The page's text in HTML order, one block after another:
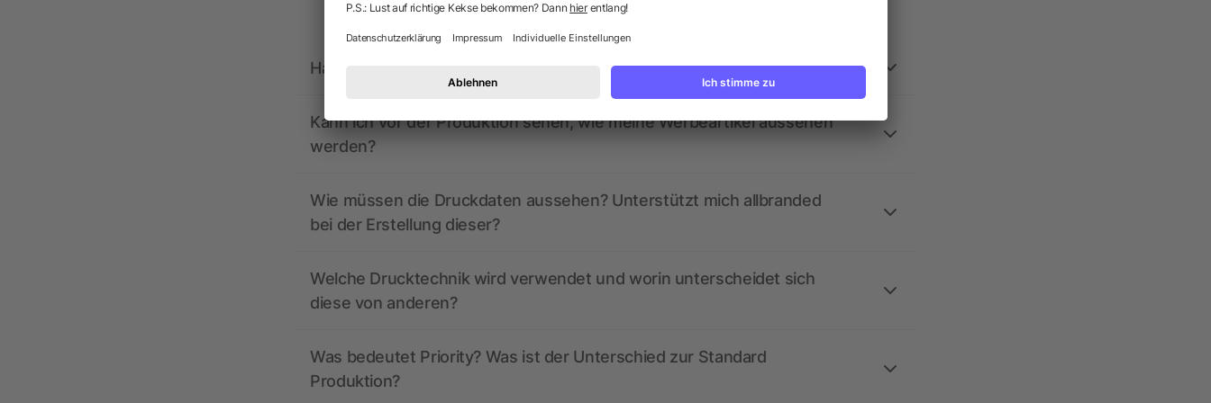
Hat allbranded derzeit aktive Gutscheincodes?
Kann ich vor der Produktion sehen, wie meine Werbeartikel aussehen
werden?
Wie müssen die Druckdaten aussehen? Unterstützt mich allbranded
bei der Erstellung dieser?
Welche Drucktechnik wird verwendet und worin unterscheidet sich
diese von anderen?
Was bedeutet Priority? Was ist der Unterschied zur Standard
Produktion?